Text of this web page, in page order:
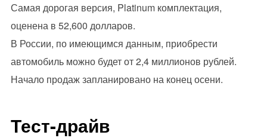
Самая дорогая версия, Platinum комплектация,
оценена в 52,600 долларов.
В России, по имеющимся данным, приобрести
автомобиль можно будет от 2,4 миллионов рублей.
Начало продаж запланировано на конец осени.
Тест-драйв